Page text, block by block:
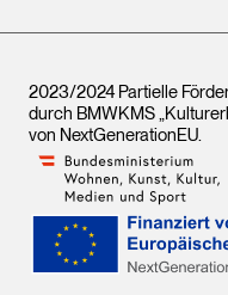
2023/2024 Partielle
durch BMWKMS
von NextGenerationEU.